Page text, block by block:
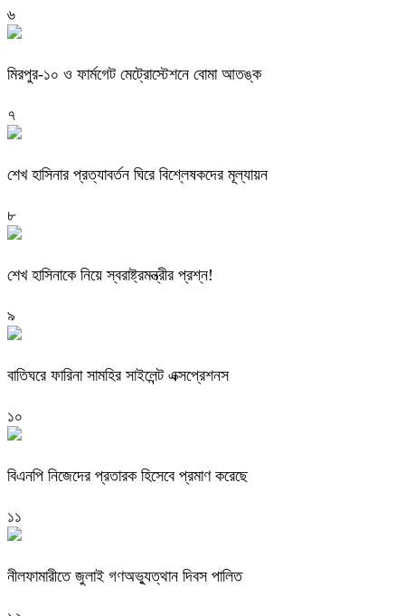
৬
মিরপুর-১০ ও ফার্মগেট মেট্রোস্টেশনে বোমা আতঙ্ক
৭
শেখ হাসিনার প্রত্যাবর্তন ঘিরে বিশ্লেষকদের মূল্যায়ন
৮
শেখ হাসিনাকে নিয়ে স্বরাষ্ট্রমন্ত্রীর প্রশ্ন!
৯
বাতিঘরে ফারিনা সামহির সাইলেন্ট এক্সপ্রেশনস
১০
বিএনপি নিজেদের প্রতারক হিসেবে প্রমাণ করেছে
১১
নীলফামারীতে জুলাই গণঅভ্যুত্থান দিবস পালিত